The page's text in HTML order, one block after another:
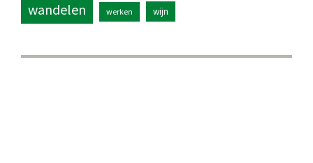
wandelen werken wijn